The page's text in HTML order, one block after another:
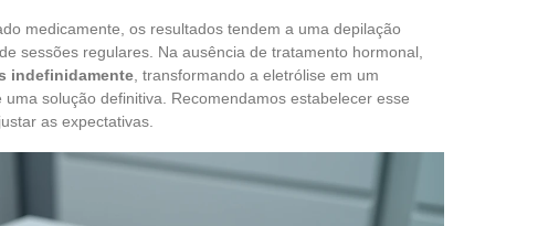
medicamente, os resultados tendem a uma depilação
sessões regulares. Na ausência de tratamento hormonal,
indefinidamente , transformando a eletrólise em um
solução definitiva. Recomendamos estabelecer esse
as expectativas.